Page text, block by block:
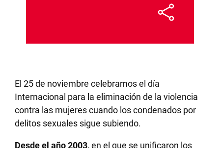
El 25 de noviembre celebramos el día
Internacional para la eliminación de la violencia
contra las mujeres cuando los condenados por
delitos sexuales sigue subiendo.
Desde el año 2003,en el que se unificaron los